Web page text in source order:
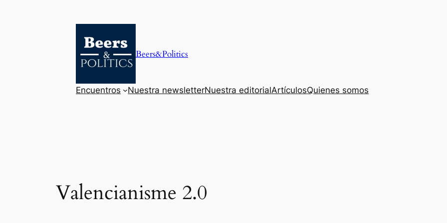
Beers&Politics
Encuentros Nuestra newsletterNuestra editorialArtículosQuienes somos
Valencianisme 2.0